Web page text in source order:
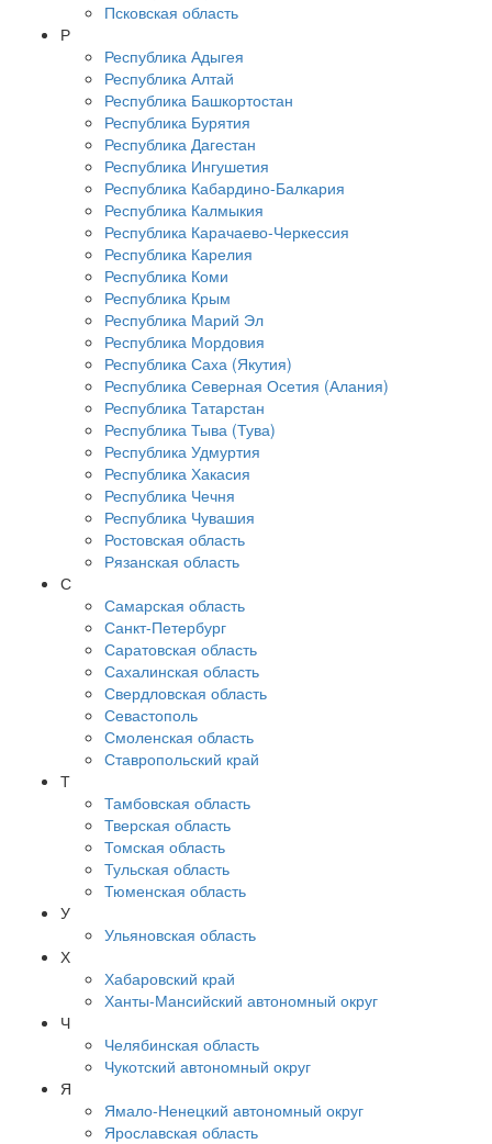
Псковская область
Р
Республика Адыгея
Республика Алтай
Республика Башкортостан
Республика Бурятия
Республика Дагестан
Республика Ингушетия
Республика Кабардино-Балкария
Республика Калмыкия
Республика Карачаево-Черкессия
Республика Карелия
Республика Коми
Республика Крым
Республика Марий Эл
Республика Мордовия
Республика Саха (Якутия)
Республика Северная Осетия (Алания)
Республика Татарстан
Республика Тыва (Тува)
Республика Удмуртия
Республика Хакасия
Республика Чечня
Республика Чувашия
Ростовская область
Рязанская область
С
Самарская область
Санкт-Петербург
Саратовская область
Сахалинская область
Свердловская область
Севастополь
Смоленская область
Ставропольский край
Т
Тамбовская область
Тверская область
Томская область
Тульская область
Тюменская область
У
Ульяновская область
Х
Хабаровский край
Ханты-Мансийский автономный округ
Ч
Челябинская область
Чукотский автономный округ
Я
Ямало-Ненецкий автономный округ
Ярославская область